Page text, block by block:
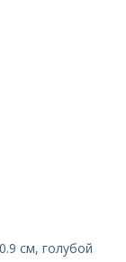
см, голубой